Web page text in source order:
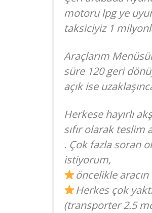
motoru lpg ye
taksiciyiz 1
Araçlarım
süre 120 geri
açık ise
Herkese hayırlı
sıfır olarak teslim
. Çok fazla soran
istiyorum,
öncelikle
Herkes çok
(transporter 2.5